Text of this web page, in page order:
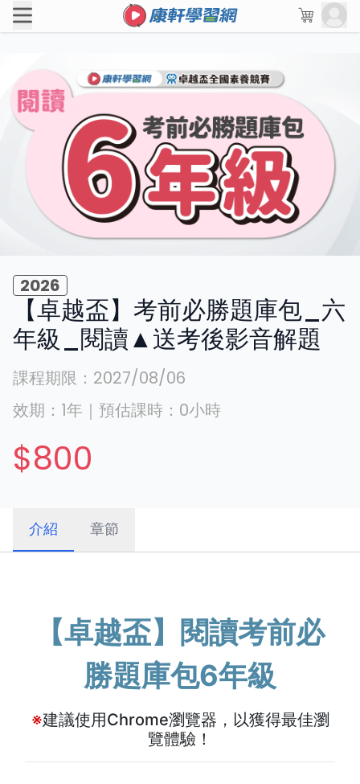
2026
【卓越盃】考前必勝題庫包_六
年級_閱讀▲送考後影音解題
課程期限： 2027/08/06
效期： 1年 ｜ 預估課時： 0小時
$800
介紹 章節
【卓越盃】閱讀考前必
勝題庫包6年級
※建議使用Chrome瀏覽器，以獲得最佳瀏
覽體驗！